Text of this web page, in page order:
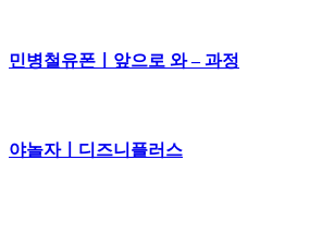
민병철유폰ㅣ앞으로 와 – 과정
야놀자ㅣ디즈니플러스